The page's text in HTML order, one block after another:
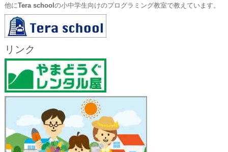
他にTera school の小中学生向けのプログラミング教室で教えています。
リンク